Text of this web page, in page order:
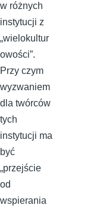
w różnych
instytucji z
„wielokultur
owości”.
Przy czym
wyzwaniem
dla twórców
tych
instytucji ma
być
„przejście
od
wspierania